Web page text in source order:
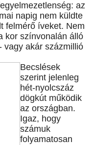
az
napig nem küldte
felmérő íveket. Nem
kor színvonalán álló
vagy akár százmillió
Becslések
szerint jelenleg
hét-nyolcszáz
dögkút működik
az országban.
Igaz, hogy
számuk
folyamatosan